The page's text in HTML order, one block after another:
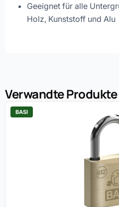
Geeignet für alle
Holz, Kunststoff und Alu
Verwandte Produkte
BASI